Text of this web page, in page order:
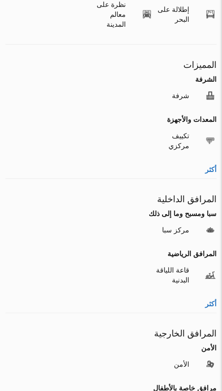
إطلالة على
البحر
نظرة على
معالم
المدينة
المميزات
الشرفة
شرفة
المعدات والأجهزة
تكييف
مركزي
أكثر
المرافق الداخلية
سبا ومسبح وما إلى ذلك
مركز سبا
المرافق الرياضية
قاعة اللياقة
البدنية
أكثر
المرافق الخارجية
الأمن
الأمن
مرافق خاصة بالأطفال